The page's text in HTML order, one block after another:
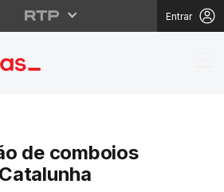
Entrar
de
de comboios